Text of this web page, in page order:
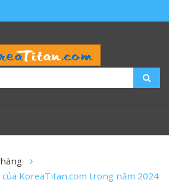
KoreaTitan.com trong năm 2024